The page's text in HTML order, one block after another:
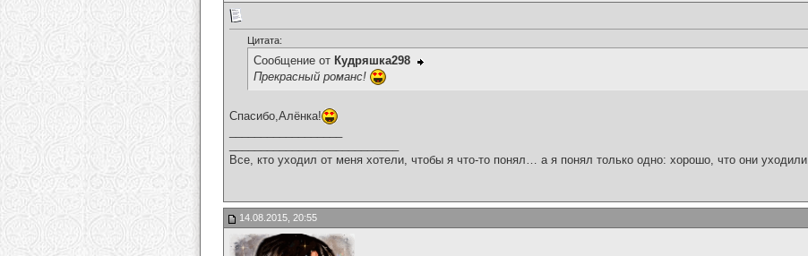
Цитата:
Сообщение от Кудряшка298
Прекрасный романс!
Спасибо,Алёнка!
Все, кто уходил от меня хотели, чтобы я что-то понял… а я понял только одно: хорошо, что они уходили.
14.08.2015, 20:55